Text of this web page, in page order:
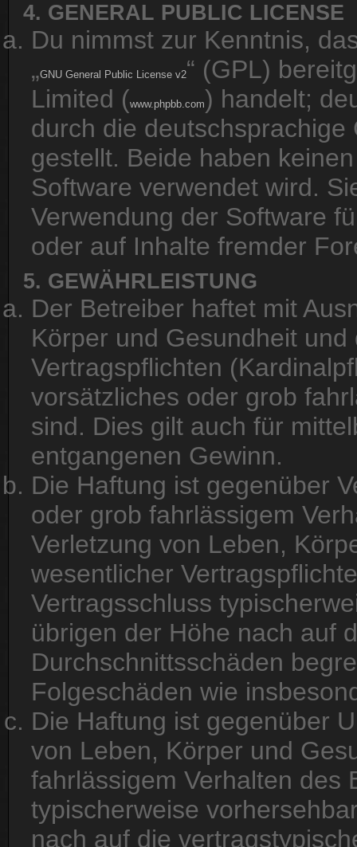
4. GENERAL PUBLIC LICENSE
Du nimmst zur Kenntnis,
„GNU General Public License v2“ (GPL)
Limited (www.phpbb.com) handelt;
durch die
gestellt. Beide haben
Software verwendet wird.
Verwendung der Software
oder auf Inhalte fremder
5. GEWÄHRLEISTUNG
Der Betreiber haftet mit
Körper und Gesundheit
Vertragspflichten
vorsätzliches oder grob
sind. Dies gilt auch für
entgangenen Gewinn.
Die Haftung ist gegenüber
oder grob fahrlässigem
Verletzung von Leben,
wesentlicher
Vertragsschluss
übrigen der Höhe nach auf
Durchschnittsschäden
Folgeschäden wie
Die Haftung ist gegenüber
von Leben, Körper und
fahrlässigem Verhalten des
typischerweise
nach auf die